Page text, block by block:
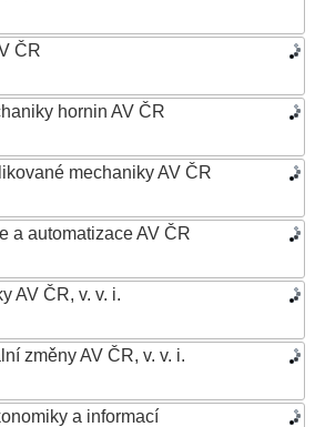
ČR
hornin AV ČR
mechaniky AV ČR
a automatizace AV ČR
AV ČR, v. v. i.
změny AV ČR, v. v. i.
a informací